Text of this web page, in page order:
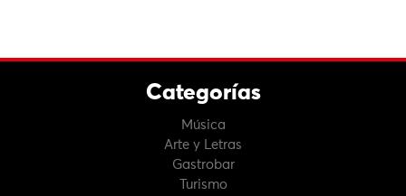
Categorías
Música
Arte y Letras
Gastrobar
Turismo